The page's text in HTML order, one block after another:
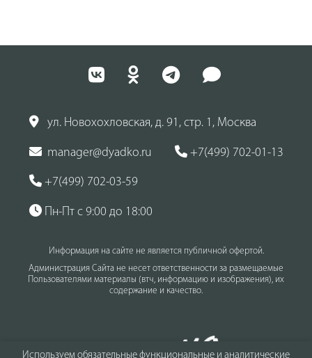
Используем обязательные функциональные и аналитические
ул. Новохохловская, д. 91, стр. 1, Москва
manager@dyadko.ru +7(499) 702-01-13
+7(499) 702-03-59
Пн-Пт с 9:00 до 18:00
Информация на сайте не является публичной офертой.
Администрация Сайта не несет ответственности за размещаемые
Пользователями материалы (втч, информацию и изображения), их
содержание и качество.